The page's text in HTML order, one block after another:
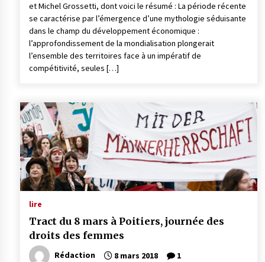
et Michel Grossetti, dont voici le résumé : La période récente
se caractérise par l’émergence d’une mythologie séduisante
dans le champ du développement économique :
l’approfondissement de la mondialisation plongerait
l’ensemble des territoires face à un impératif de
compétitivité, seules […]
lire
Tract du 8 mars à Poitiers, journée des
droits des femmes
Rédaction 8 mars 2018 1